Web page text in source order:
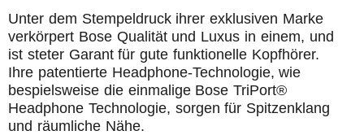
Unter dem Stempeldruck ihrer exklusiven Marke
verkörpert Bose Qualität und Luxus in einem, und
ist steter Garant für gute funktionelle Kopfhörer.
Ihre patentierte Headphone-Technologie, wie
bespielsweise die einmalige Bose TriPort®
Headphone Technologie, sorgen für Spitzenklang
und räumliche Nähe.